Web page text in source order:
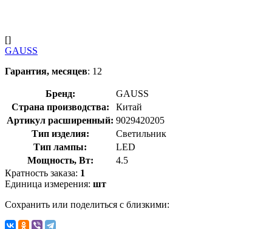
[]
GAUSS
Гарантия, месяцев: 12
Бренд:
GAUSS
Страна производства:
Китай
Артикул расширенный: 9029420205
Тип изделия:
Светильник
Тип лампы:
LED
Мощность, Вт:
4.5
Кратность заказа: 1
Единица измерения: шт
Сохранить или поделиться с близкими: